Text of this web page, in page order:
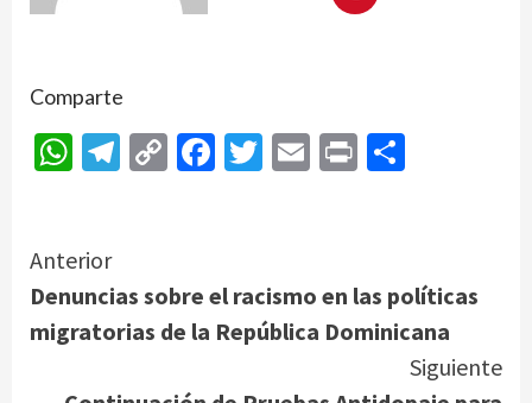
Comparte
WhatsApp
Telegram
CopyFacebook
Twitter
Email
Print
Continue
Reading
Anterior
Denuncias sobre el racismo en las políticas
migratorias de la República Dominicana
Siguiente